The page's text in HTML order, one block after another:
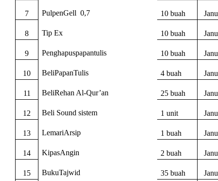
7 PulpenGell 0,7 10 buah
8 Tip Ex 10 buah
9 Penghapuspapantulis 10 buah
10 BeliPapanTulis 4 buah
11 BeliRehan Al-Qur’an 25 buah
12 Beli Sound sistem 1 unit
13 LemariArsip 1 buah
14 KipasAngin 2 buah
15 BukuTajwid 35 buah